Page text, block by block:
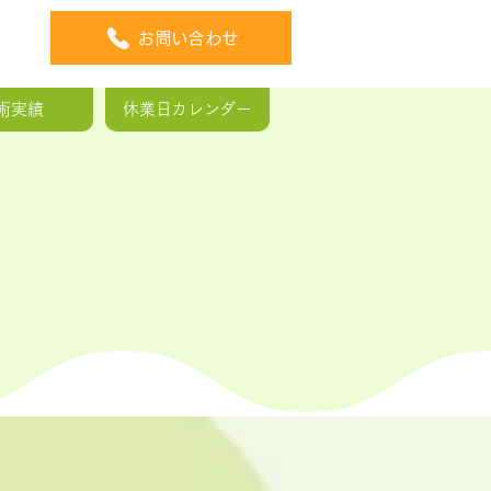
お問い合わせ
実績 休業日カレンダー